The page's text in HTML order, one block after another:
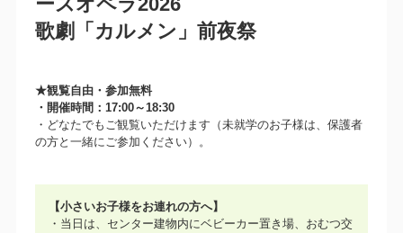
歌劇「カルメン」前夜祭
★観覧自由・参加無料
・開催時間：17:00～18:30
・どなたでもご観覧いただけます（未就学のお子様は、保護者
の方と一緒にご参加ください）。
【小さいお子様をお連れの方へ】
・当日は、センター建物内にベビーカー置き場、おむつ交